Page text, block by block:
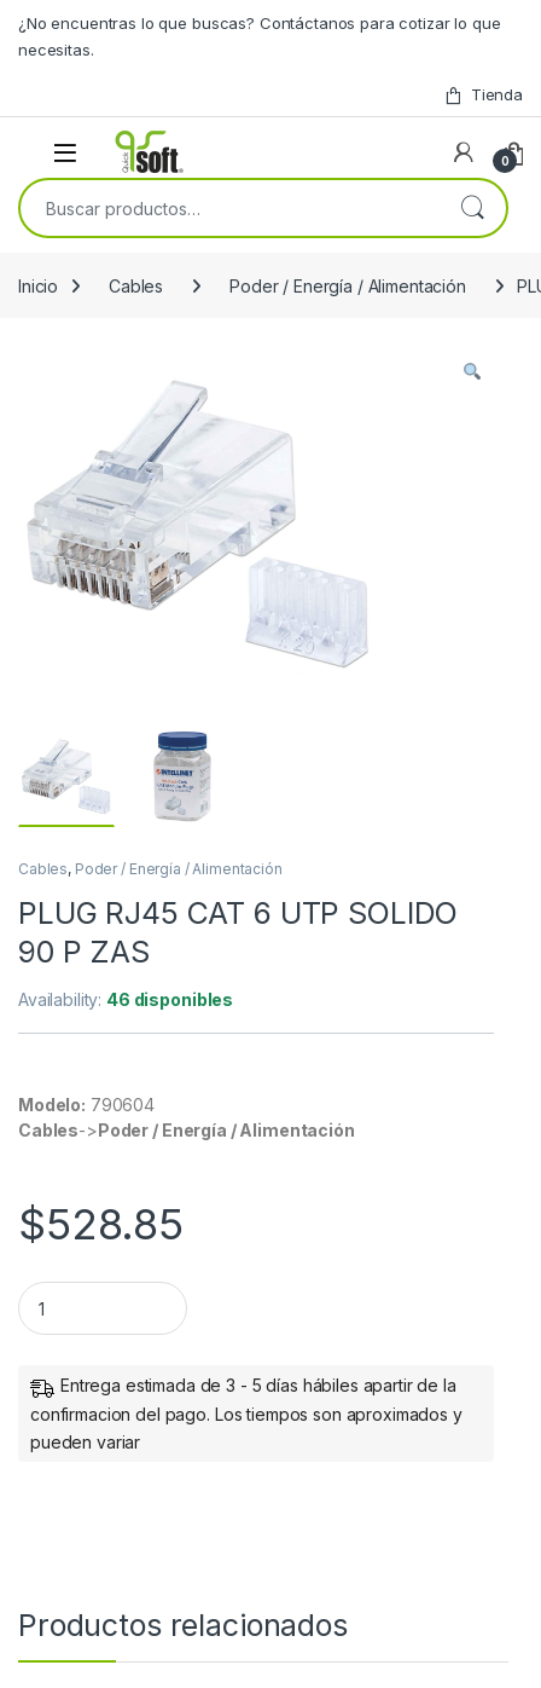
¿No encuentras lo que buscas? Contáctanos para cotizar lo que
necesitas.
Tienda
0
Buscar por:
Inicio Cables Poder / Energía / Alimentación
Cables, Poder / Energía / Alimentación
PLUG RJ45 CAT 6 UTP SOLIDO
90 P ZAS
Availability: 46 disponibles
Modelo: 790604
Cables-> Poder / Energía / Alimentación
$528.85
PLUG RJ45 CAT 6 UTP SOLIDO 90 P ZAS quantity
Entrega estimada de 3 - 5 días hábiles apartir de la
confirmacion del pago. Los tiempos son aproximados y
pueden variar
Productos relacionados